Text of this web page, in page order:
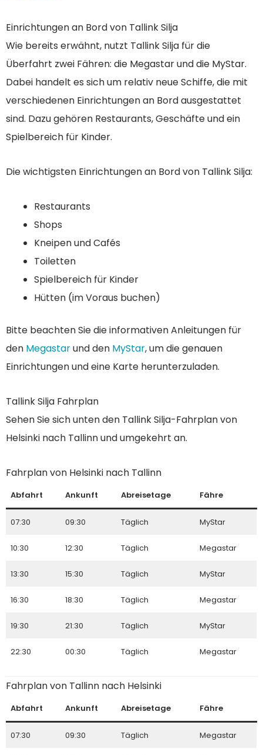
Einrichtungen an Bord von Tallink Silja
Wie bereits erwähnt, nutzt Tallink Silja für die
Überfahrt zwei Fähren: die Megastar und die MyStar.
Dabei handelt es sich um relativ neue Schiffe, die mit
verschiedenen Einrichtungen an Bord ausgestattet
sind. Dazu gehören Restaurants, Geschäfte und ein
Spielbereich für Kinder.
Die wichtigsten Einrichtungen an Bord von Tallink Silja:
Restaurants
Shops
Kneipen und Cafés
Toiletten
Spielbereich für Kinder
Hütten (im Voraus buchen)
Bitte beachten Sie die informativen Anleitungen für
den Megastarund den MyStar, um die genauen
Einrichtungen und eine Karte herunterzuladen.
Tallink Silja Fahrplan
Sehen Sie sich unten den Tallink Silja-Fahrplan von
Helsinki nach Tallinn und umgekehrt an.
Fahrplan von Helsinki nach Tallinn
Abfahrt Ankunft Abreisetage Fähre
07:30 09:30 Täglich MyStar
10:30 12:30 Täglich Megastar
13:30 15:30 Täglich MyStar
16:30 18:30 Täglich Megastar
19:30 21:30 Täglich MyStar
22:30 00:30 Täglich Megastar
Fahrplan von Tallinn nach Helsinki
Abfahrt Ankunft Abreisetage Fähre
07:30 09:30 Täglich Megastar